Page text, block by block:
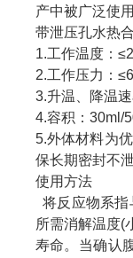
产中被广泛使
带泄压孔水热
1.工作温度：
2.工作压力：
3.升温、降温
4.容积：30ml/
5.外体材料为
保长期密封不
使用方法
将反应物系
所需消解温度(
寿命。当确认